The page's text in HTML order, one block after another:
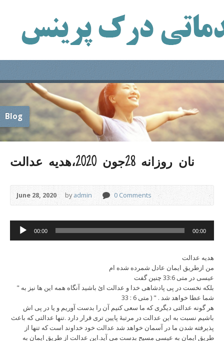
Blog
نان روزانه 28جون 2020،هدیه عدالت
June 28, 2020 byadmin 0 Comments
Audio
Player
00:00 00:00
هدیه عدالت
من ازطریق ایمان عادل شمرده شده ام
عیسی در متی 33:6 چنین گفت
" بلکه نخست در پی پادشاهی خدا و عدالت ائ باشید آنگاه همه این ها نیز به
شما عطا خواهد شد . " ( متی 6 : 33
هر گونه عدالتی دیگری که ما سعی کنیم آن را بدست آوریم و یا در پی اش
باشیم نسبت به این عدالت در مرتبۀ پایین تری قرار دارد .تنها عدالتی که باعث
پذیرفته شدن ما در آسمان خواهد شد عدالت خود خداوند است که تنها از
طریق ایمان به عیسی مسیح بدست می آید.این عدالت از طریق ایمان به